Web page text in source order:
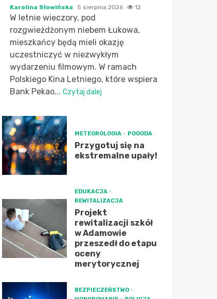
Karolina Słowińska 5 sierpnia 2026 12
W letnie wieczory, pod
rozgwieżdżonym niebem Łukowa,
mieszkańcy będą mieli okazję
uczestniczyć w niezwykłym
wydarzeniu filmowym. W ramach
Polskiego Kina Letniego, które wspiera
Bank Pekao... Czytaj dalej
METEOROLOGIA POGODA
Przygotuj się na
ekstremalne upały!
EDUKACJA
REWITALIZACJA
Projekt
rewitalizacji szkół
w Adamowie
przeszedł do etapu
oceny
merytorycznej
BEZPIECZEŃSTWO